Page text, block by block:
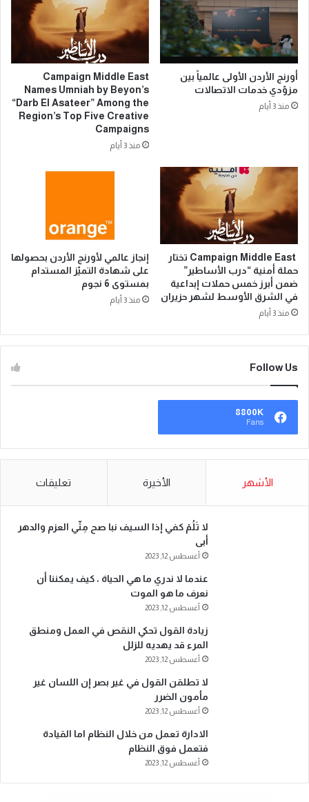
أورنج الأردن الأولى عالمياً بين
مزوّدي خدمات الاتصالات
منذ 3 أيام
Campaign Middle East
Names Umniah by Beyon’s
“Darb El Asateer” Among the
Region’s Top Five Creative
Campaigns
منذ 3 أيام
Campaign Middle East تختار
حملة أمنية “درب الأساطير”
ضمن أبرز خمس حملات إبداعية
في الشرق الأوسط لشهر حزيران
منذ 3 أيام
إنجاز عالمي لأورنج الأردن بحصولها
على شهادة التميّز المستدام
بمستوى 6 نجوم
منذ 3 أيام
Follow Us
8800K
Fans
الأشهر الأخيرة تعليقات
لا تَلُمْ كفي إذا السيف نبا صح مِنِّي العزم والدهر
أبى
أغسطس 12, 2023
عندما لا ندري ما هي الحياة ، كيف يمكننا أن
نعرف ما هو الموت
أغسطس 12, 2023
زيادة القول تحكي النقص في العمل ومنطق
المرء قد يهديه للزلل
أغسطس 12, 2023
لا تطلقن القول في غير بصر إن اللسان غير
مأمون الضرر
أغسطس 12, 2023
الادارة تعمل من خلال النظام اما القيادة
فتعمل فوق النظام
أغسطس 12, 2023